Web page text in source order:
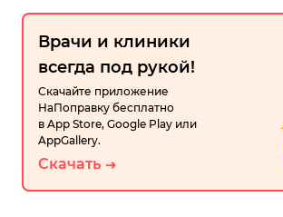
Врачи и клиники
всегда под рукой!
Скачайте приложение
НаПоправку бесплатно
в App Store, Google Play или
AppGallery.
Скачать